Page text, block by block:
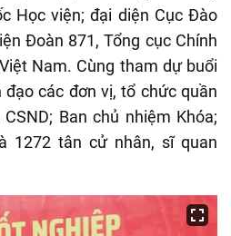
Học viện; đại diện Cục Đào
Đoàn 871, Tổng cục Chính
Nam. Cùng tham dự buổi
đạo các đơn vị, tổ chức quần
Ban chủ nhiệm Khóa;
1272 tân cử nhân, sĩ quan